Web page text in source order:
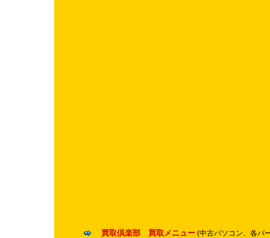
買取倶楽部 買取メニュー(中古パソコン、各パ